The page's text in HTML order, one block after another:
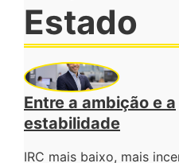
Estado
Entre a ambição e a
estabilidade
IRC mais baixo, mais